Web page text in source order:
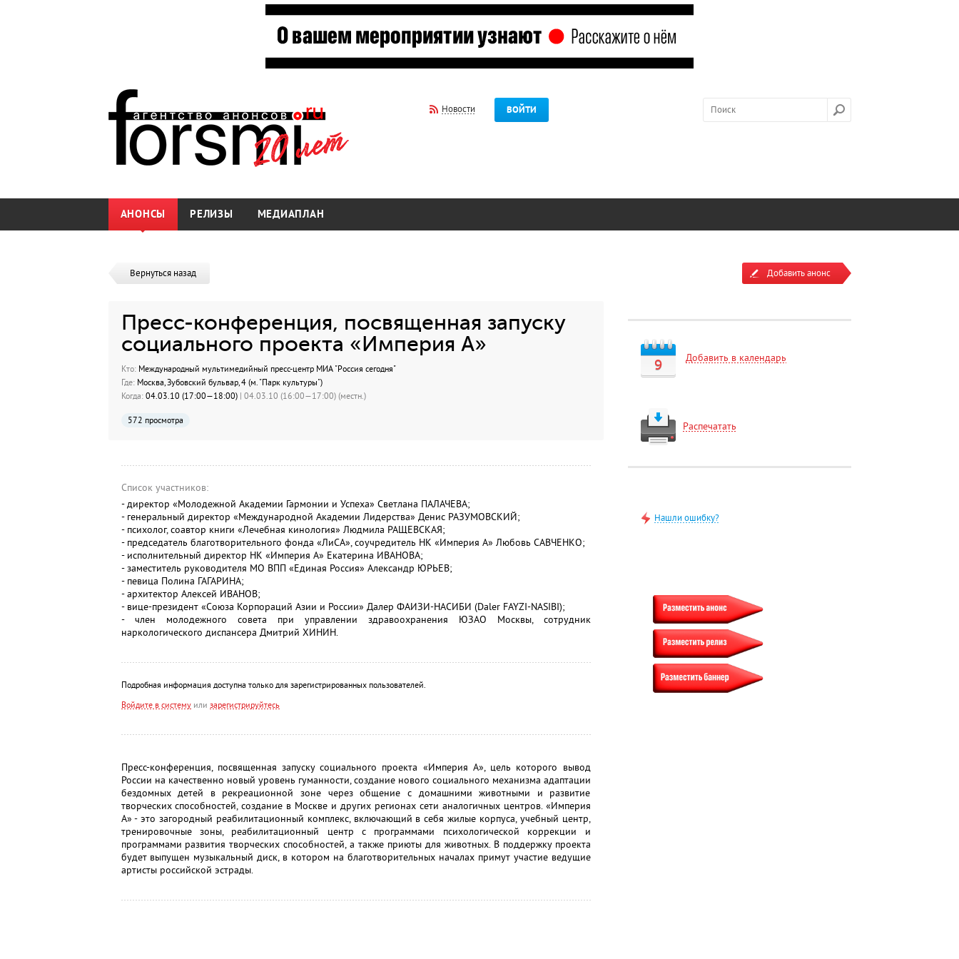
Новости ВОЙТИ
АНОНСЫ РЕЛИЗЫ МЕДИАПЛАН
Вернуться назад
Пресс-конференция, посвященная запуску
социального проекта «Империя А»
Кто:Международный мультимедийный пресс-центр МИА "Россия сегодня"
Где:Москва, Зубовский бульвар, 4 (м. "Парк культуры")
Когда:04.03.10 (17:00—18:00) | 04.03.10 (16:00—17:00) (местн.)
572 просмотра
Список участников:
- директор «Молодежной Академии Гармонии и Успеха» Светлана ПАЛАЧЕВА;
- генеральный директор «Международной Академии Лидерства» Денис РАЗУМОВСКИЙ;
- психолог, соавтор книги «Лечебная кинология» Людмила РАЩЕВСКАЯ;
- председатель благотворительного фонда «ЛиСА», соучредитель НК «Империя А» Любовь САВЧЕНКО;
- исполнительный директор НК «Империя А» Екатерина ИВАНОВА;
- заместитель руководителя МО ВПП «Единая Россия» Александр ЮРЬЕВ;
- певица Полина ГАГАРИНА;
- архитектор Алексей ИВАНОВ;
- вице-президент «Союза Корпораций Азии и России» Далер ФАИЗИ-НАСИБИ (Daler FAYZI-NASIBI);
- член молодежного совета при управлении здравоохранения ЮЗАО Москвы, сотрудник
наркологического диспансера Дмитрий ХИНИН.
Подробная информация доступна только для зарегистрированных пользователей.
Войдите в системуили зарегистрируйтесь
Пресс-конференция, посвященная запуску социального проекта «Империя А», цель которого вывод
России на качественно новый уровень гуманности, создание нового социального механизма адаптации
бездомных детей в рекреационной зоне через общение с домашними животными и развитие
творческих способностей, создание в Москве и других регионах сети аналогичных центров. «Империя
А» - это загородный реабилитационный комплекс, включающий в себя жилые корпуса, учебный центр,
тренировочные зоны, реабилитационный центр с программами психологической коррекции и
программами развития творческих способностей, а также приюты для животных. В поддержку проекта
будет выпущен музыкальный диск, в котором на благотворительных началах примут участие ведущие
артисты российской эстрады.
Добавить анонс
9 Добавить в календарь
Распечатать
Нашли ошибку?